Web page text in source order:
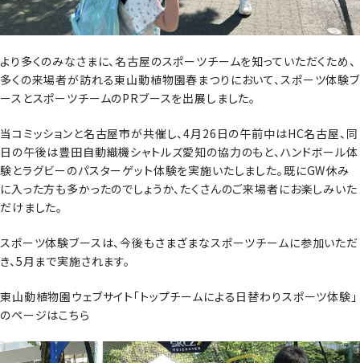
より多くのみなさまに、名古屋のスポーツチームを知っていただくため、
多くの来場者が訪れる東山動植物園春まつりにおいて、スポーツ体験ブ
ースとスポーツチームのPRブースを出展しました。
当コミッションと名古屋市が共催し、4月26日の午前中はHC名古屋、同
日の午後は豊田自動織機シャトルズ愛知の協力のもと、ハンドボール体
験とラグビーのパスターゲット体験を実施いたしました。既にGW休み
に入った方も多かったのでしょうか、たくさんのご来場者にお楽しみいた
だけました。
スポーツ体験ブースは、今後もさまざまなスポーツチームに参加いただ
き、5月まで実施されます。
東山動植物園ウェブサイト「トップチームによる日替わりスポーツ体験」
のページはこちら